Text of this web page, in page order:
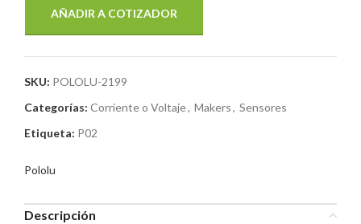
AÑADIR A COTIZADOR
SKU: POLOLU-2199
Categorías: Corriente o Voltaje, Makers, Sensores
Etiqueta: P02
Pololu
Descripción